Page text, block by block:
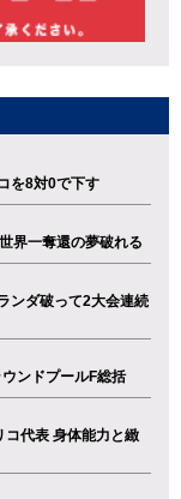
を8対0で下す
界一奪還の夢破れる
ンダ破って2大会連続
ンドプールF総括
コ代表 身体能力と緻